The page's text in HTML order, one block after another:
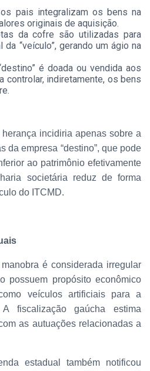
os pais integralizam os bens na
originais de aquisição.
da cofre são utilizadas para
“veículo”, gerando um ágio na
é doada ou vendida aos
controlar, indiretamente, os bens
incidiria apenas sobre a
da empresa “destino”, que pode
ao patrimônio efetivamente
societária reduz de forma
do ITCMD.
é considerada irregular
possuem propósito econômico
veículos artificiais para a
fiscalização gaúcha estima
as autuações relacionadas a
estadual também notificou